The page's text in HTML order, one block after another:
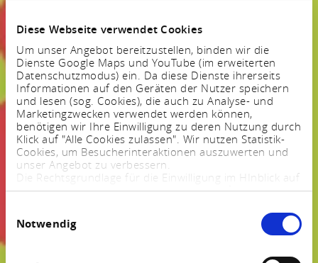
Diese Webseite verwendet Cookies
Um unser Angebot bereitzustellen, binden wir die
Dienste Google Maps und YouTube (im erweiterten
Datenschutzmodus) ein. Da diese Dienste ihrerseits
Informationen auf den Geräten der Nutzer speichern
und lesen (sog. Cookies), die auch zu Analyse- und
Marketingzwecken verwendet werden können,
benötigen wir Ihre Einwilligung zu deren Nutzung durch
Klick auf "Alle Cookies zulassen". Wir nutzen Statistik-
Cookies, um Besucherinteraktionen auszuwerten und
unser Angebot zu verbessern.
Die Rechtsgrundlage für die Einwilligung im HInblick auf
die Speicherung und das Auslesen von Informationen
Verarbeitung personenbezogener Daten Art. 6 Abs. 1
lit. a DSGVO.
Notwendig